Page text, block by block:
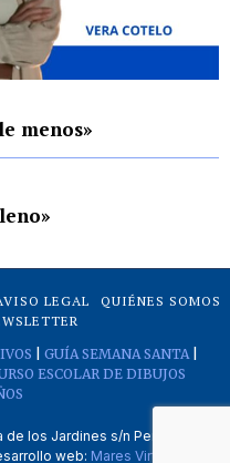
menos»
LEGAL
QUIÉNES SOMOS
GUÍA SEMANA SANTA|
ESCOLAR DE DIBUJOS
de los Jardines s/n Peñaranda de
web: Mares Virtuales